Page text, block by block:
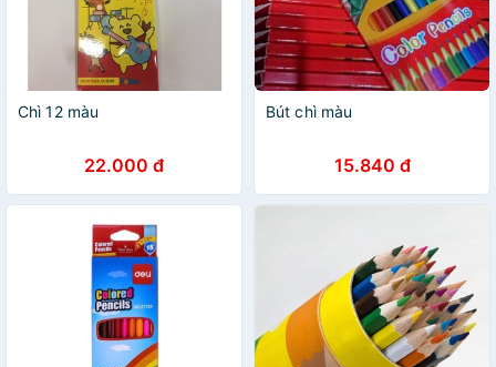
Chì 12 màu
22.000 đ
Bút chì màu
15.840 đ